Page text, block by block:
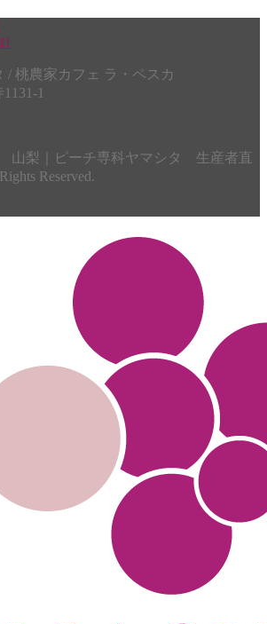
ー
あんぽ柿 1kg詰
桃ごこち
/ 桃農家カフェ ラ・ペスカ
1
山梨｜ピーチ専科ヤマシタ 生産者直
Reserved.